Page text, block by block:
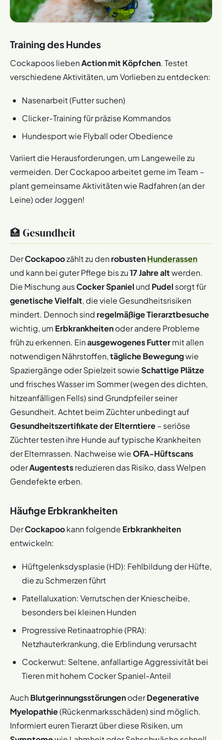
Training des Hundes
Cockapoos liebenAction mit Köpfchen. Testet
verschiedene Aktivitäten, um Vorlieben zu entdecken:
Nasenarbeit (Futter suchen)
Clicker-Training für präzise Kommandos
Hundesport wie Flyball oder Obedience
Variiert die Herausforderungen, um Langeweile zu
vermeiden. Der Cockapoo arbeitet gerne im Team –
plant gemeinsame Aktivitäten wie Radfahren (an der
Leine) oder Joggen!
🏥 Gesundheit
DerCockapoozählt zu denrobustenHunderassen
und kann bei guter Pflege bis zu17 Jahre altwerden.
Die Mischung ausCocker Spaniel und Pudel sorgt für
genetische Vielfalt, die viele Gesundheitsrisiken
mindert. Dennoch sind regelmäßige Tierarztbesuche
wichtig, um Erbkrankheitenoder andere Probleme
früh zu erkennen. Einausgewogenes Futtermit allen
notwendigen Nährstoffen,tägliche Bewegungwie
Spaziergänge oder Spielzeit sowieSchattige Plätze
und frisches Wasser im Sommer (wegen des dichten,
hitzeanfälligen Fells) sind Grundpfeiler seiner
Gesundheit. Achtet beim Züchter unbedingt auf
Gesundheitszertifikate der Elterntiere– seriöse
Züchter testen ihre Hunde auf typische Krankheiten
der Elternrassen. Nachweise wieOFA-Hüftscans
oderAugentestsreduzieren das Risiko, dass Welpen
Gendefekte erben.
Häufige Erbkrankheiten​
DerCockapookann folgende Erbkrankheiten
entwickeln:
Hüftgelenksdysplasie (HD): Fehlbildung der Hüfte,
die zu Schmerzen führt
Patellaluxation: Verrutschen der Kniescheibe,
besonders bei kleinen Hunden
Progressive Retinaatrophie (PRA):
Netzhauterkrankung, die Erblindung verursacht
Cockerwut: Seltene, anfallartige Aggressivität bei
Tieren mit hohem Cocker Spaniel-Anteil
AuchBlutgerinnungsstörungenoderDegenerative
Myelopathie(Rückenmarksschäden) sind möglich.
Informiert euren Tierarzt über diese Risiken, um